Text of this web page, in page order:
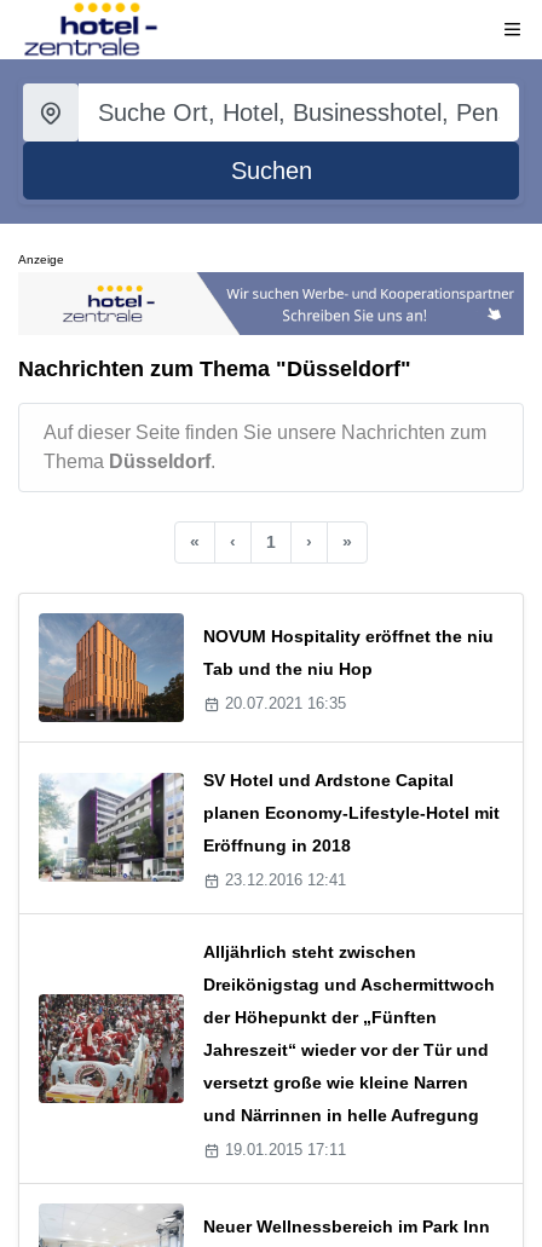
Suchen
Anzeige
Nachrichten zum Thema "Düsseldorf"
Auf dieser Seite finden Sie unsere Nachrichten zum
Thema Düsseldorf.
« ‹ 1 › »
NOVUM Hospitality eröffnet the niu
Tab und the niu Hop
20.07.2021 16:35
SV Hotel und Ardstone Capital
planen Economy-Lifestyle-Hotel mit
Eröffnung in 2018
23.12.2016 12:41
Alljährlich steht zwischen
Dreikönigstag und Aschermittwoch
der Höhepunkt der „Fünften
Jahreszeit“ wieder vor der Tür und
versetzt große wie kleine Narren
und Närrinnen in helle Aufregung
19.01.2015 17:11
Neuer Wellnessbereich im Park Inn